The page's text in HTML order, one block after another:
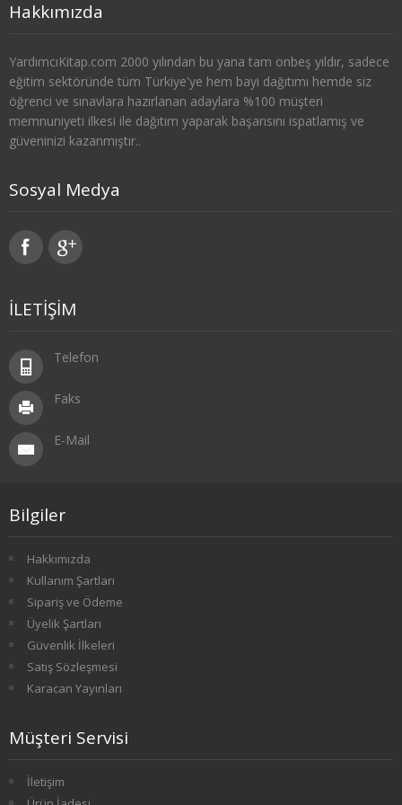
SOSYOLOJİ
1. SINIF 1. YARIYIL SOSYOLOJİ
1. SINIF 2. YARIYIL SOSYOLOJİ
2. SINIF 3. YARIYIL SOSYOLOJİ
2. SINIF 4. YARIYIL SOSYOLOJİ
3. SINIF 6. YARIYIL SOSYOLOJİ
4. SINIF 7. YARIYIL SOSYOLOJİ
2. SINIF 3. YARIYIL TARİH
3. SINIF 5. YARIYIL TARİH
3. SINIF 6. YARIYIL TARİH
4. SINIF 7. YARIYIL TARİH
FELSEFE
1. SINIF 1. YARIYIL FELSEFE
Hakkımızda
YardımcıKitap.com 2000 yılından bu yana tam onbeş yıldır, sadece
eğitim sektöründe tüm Türkiye'ye hem bayi dağıtımı hemde siz
öğrenci ve sınavlara hazırlanan adaylara %100 müşteri
memnuniyeti ilkesi ile dağıtım yaparak başarısını ispatlamış ve
güveninizi kazanmıştır..
Sosyal Medya
İLETİŞİM
Telefon
Faks
E-Mail
Bilgiler
Hakkımızda
Kullanım Şartları
Sipariş ve Ödeme
Üyelik Şartları
Güvenlik İlkeleri
Satış Sözleşmesi
Karacan Yayınları
Müşteri Servisi
İletişim